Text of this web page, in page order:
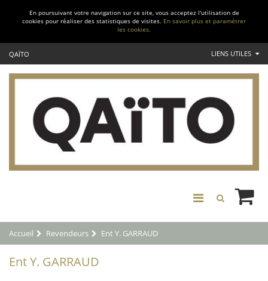
En poursuivant votre navigation sur ce site, vous acceptez l'utilisation de
cookies pour réaliser des statistiques de visites. En savoir plus et paramétrer
les cookies.
QAÏTO LIENS UTILES
Accueil Revendeurs Ent Y. GARRAUD
Ent Y. GARRAUD